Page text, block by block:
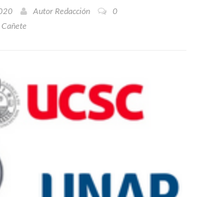
Autor Redacción
0